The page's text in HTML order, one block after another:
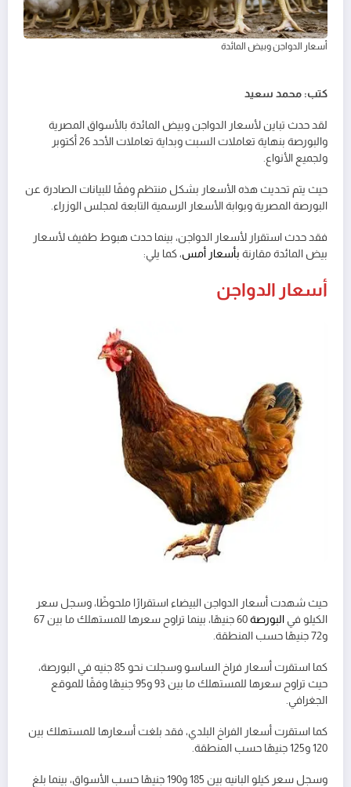
أسعار الدواجن وبيض المائدة
كتب: محمد سعيد
لقد حدث تباين لأسعار الدواجن وبيض المائدة بالأسواق المصرية
والبورصة بنهاية تعاملات السبت وبداية تعاملات الأحد 26 أكتوبر
ولجميع الأنواع.
حيث يتم تحديث هذه الأسعار بشكل منتظم وفقًا للبيانات الصادرة عن
البورصة المصرية وبوابة الأسعار الرسمية التابعة لمجلس الوزراء.
فقد حدث استقرار لأسعار الدواجن، بينما حدث هبوط طفيف لأسعار
بيض المائدة مقارنة بأسعار أمس، كما يلي:
أسعار الدواجن
حيث شهدت أسعار الدواجن البيضاء استقرارًا ملحوظًا، وسجل سعر
الكيلو في البورصة
60 جنيهًا، بينما تراوح سعرها للمستهلك ما بين 67
و72 جنيهًا حسب المنطقة.
كما استقرت أسعار فراخ الساسو وسجلت نحو 85 جنيه في البورصة،
حيث تراوح سعرها للمستهلك ما بين 93 و95 جنيهًا وفقًا للموقع
الجغرافي.
كما استقرت أسعار الفراخ البلدي، فقد بلغت أسعارها للمستهلك بين
120 و125 جنيهًا حسب المنطقة.
وسجل سعر كيلو البانيه بين 185 و190 جنيهًا حسب الأسواق، بينما بلغ